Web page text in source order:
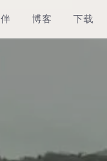
博客 下载